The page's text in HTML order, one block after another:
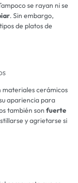
se rayan ni se
. Sin embargo,
de platos de
materiales cerámicos
apariencia para
también son fuerte
y agrietarse si